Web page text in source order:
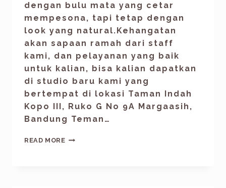
dengan bulu mata yang cetar
mempesona, tapi tetap dengan
look yang natural.Kehangatan
akan sapaan ramah dari staff
kami, dan pelayanan yang baik
untuk kalian, bisa kalian dapatkan
di studio baru kami yang
bertempat di lokasi Taman Indah
Kopo III, Ruko G No 9A Margaasih,
Bandung Teman…
READ MORE